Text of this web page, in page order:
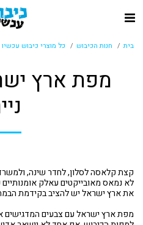
בית חנות הכיבוש כל מוצרי כיבוש עכשיו
מפת ארץ